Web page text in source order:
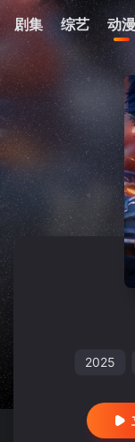
剧集 综艺 动漫
我的
2025